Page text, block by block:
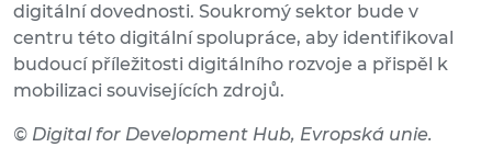
digitální dovednosti. Soukromý sektor bude v
centru této digitální spolupráce, aby identifikoval
budoucí příležitosti digitálního rozvoje a přispěl k
mobilizaci souvisejících zdrojů.
© Digital for Development Hub, Evropská unie.